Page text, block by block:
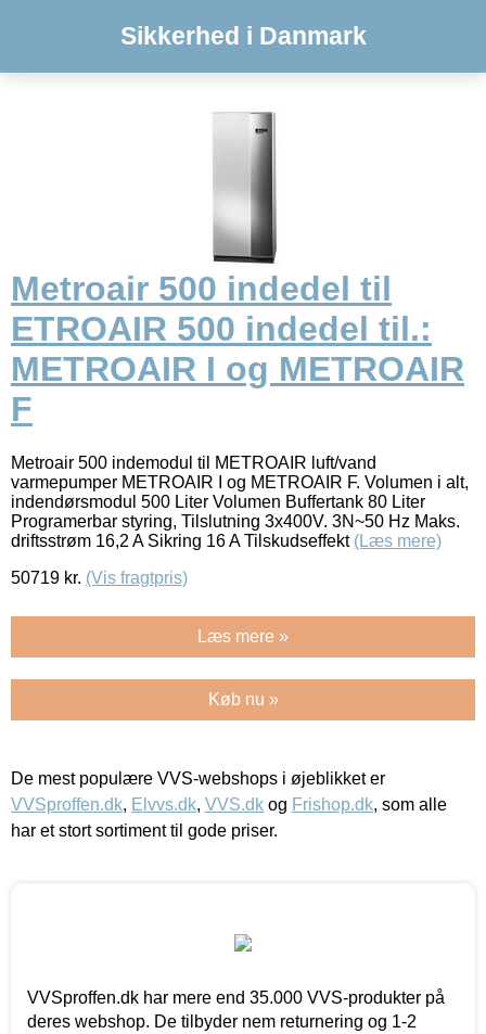
Sikkerhed i Danmark
Metroair 500 indedel til
ETROAIR 500 indedel til.:
METROAIR I og METROAIR
F
Metroair 500 indemodul til METROAIR luft/vand
varmepumper METROAIR I og METROAIR F. Volumen i alt,
indendørsmodul 500 Liter Volumen Buffertank 80 Liter
Programerbar styring, Tilslutning 3x400V. 3N~50 Hz Maks.
driftsstrøm 16,2 A Sikring 16 A Tilskudseffekt (Læs mere)
50719 kr. (Vis fragtpris)
Læs mere »
Køb nu »
De mest populære VVS-webshops i øjeblikket er
VVSproffen.dk, Elvvs.dk, VVS.dk og Frishop.dk, som alle
har et stort sortiment til gode priser.
VVSproffen.dk har mere end 35.000 VVS-produkter på
deres webshop. De tilbyder nem returnering og 1-2